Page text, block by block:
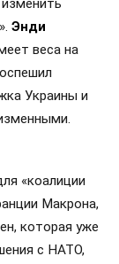
Энди
веса на
Украины и
«коалиции
Макрона,
которая уже
с НАТО,